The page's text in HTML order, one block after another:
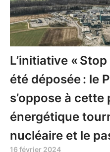
L’initiative «
été déposée : le
s’oppose à
énergétique
nucléaire et le
16 février 2024